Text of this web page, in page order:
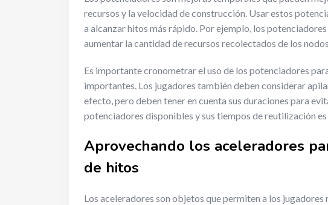
recursos y la velocidad de construcción. Usar estos
a alcanzar hitos más rápido. Por ejemplo, los
aumentar la cantidad de recursos recolectados de los
Es importante cronometrar el uso de los potenciadores
importantes. Los jugadores también deben considerar
efecto, pero deben tener en cuenta sus duraciones para
potenciadores disponibles y sus tiempos de reutilización
Aprovechando los aceleradores
de hitos
Los aceleradores son objetos que permiten a los